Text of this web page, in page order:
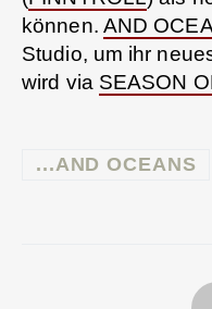
können. AND
Studio, um ihr
wird via SEASON
...AND OCEANS